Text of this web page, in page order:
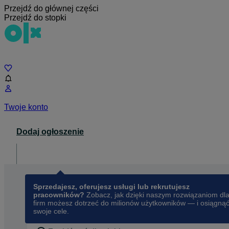
Przejdź do głównej części
Przejdź do stopki
Twoje konto
Dodaj ogłoszenie
Sprzedajesz, oferujesz usługi lub rekrutujesz
pracowników? Zobacz, jak dzięki naszym rozwiązaniom dla
firm możesz dotrzeć do milionów użytkowników — i osiągnąć
swoje cele.